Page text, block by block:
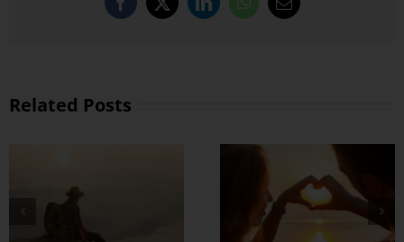
Facebook
X LinkedInWhatsApp
Email
Related Posts
အချစ်တွေ ပိုတိုးလာ